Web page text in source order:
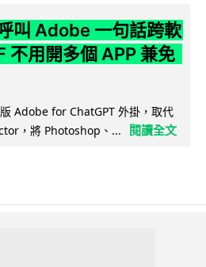
叫 Adobe 一句話跨軟
不用開多個 APP 兼免
Adobe for ChatGPT 外掛，取代
，將 Photoshop、...
閱讀全文